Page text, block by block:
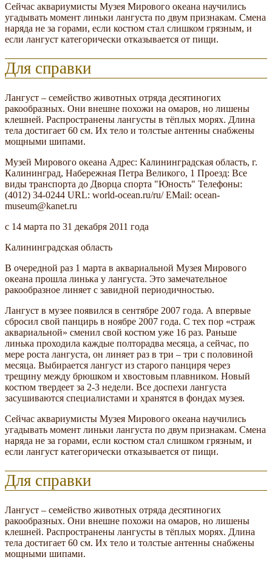
Сейчас аквариумисты Музея Мирового океана научились
угадывать момент линьки лангуста по двум признакам. Смена
наряда не за горами, если костюм стал слишком грязным, и
если лангуст категорически отказывается от пищи.
Для справки
Лангуст – семейство животных отряда десятиногих
ракообразных. Они внешне похожи на омаров, но лишены
клешней. Распространены лангусты в тёплых морях. Длина
тела достигает 60 см. Их тело и толстые антенны снабжены
мощными шипами.
Музей Мирового океана Адрес: Калининградская область, г.
Калининград, Набережная Петра Великого, 1 Проезд: Все
виды транспорта до Дворца спорта "Юность" Телефоны:
(4012) 34-0244 URL: world-ocean.ru/ru/ EMail: ocean-
museum@kanet.ru
c 14 марта по 31 декабря 2011 года
Калининградская область
В очередной раз 1 марта в аквариальной Музея Мирового
океана прошла линька у лангуста. Это замечательное
ракообразное линяет с завидной периодичностью.
Лангуст в музее появился в сентябре 2007 года. А впервые
сбросил свой панцирь в ноябре 2007 года. С тех пор «страж
аквариальной» сменил свой костюм уже 16 раз. Раньше
линька проходила каждые полторадва месяца, а сейчас, по
мере роста лангуста, он линяет раз в три – три с половиной
месяца. Выбирается лангуст из старого панциря через
трещину между брюшком и хвостовым плавником. Новый
костюм твердеет за 2-3 недели. Все доспехи лангуста
засушиваются специалистами и хранятся в фондах музея.
Сейчас аквариумисты Музея Мирового океана научились
угадывать момент линьки лангуста по двум признакам. Смена
наряда не за горами, если костюм стал слишком грязным, и
если лангуст категорически отказывается от пищи.
Для справки
Лангуст – семейство животных отряда десятиногих
ракообразных. Они внешне похожи на омаров, но лишены
клешней. Распространены лангусты в тёплых морях. Длина
тела достигает 60 см. Их тело и толстые антенны снабжены
мощными шипами.